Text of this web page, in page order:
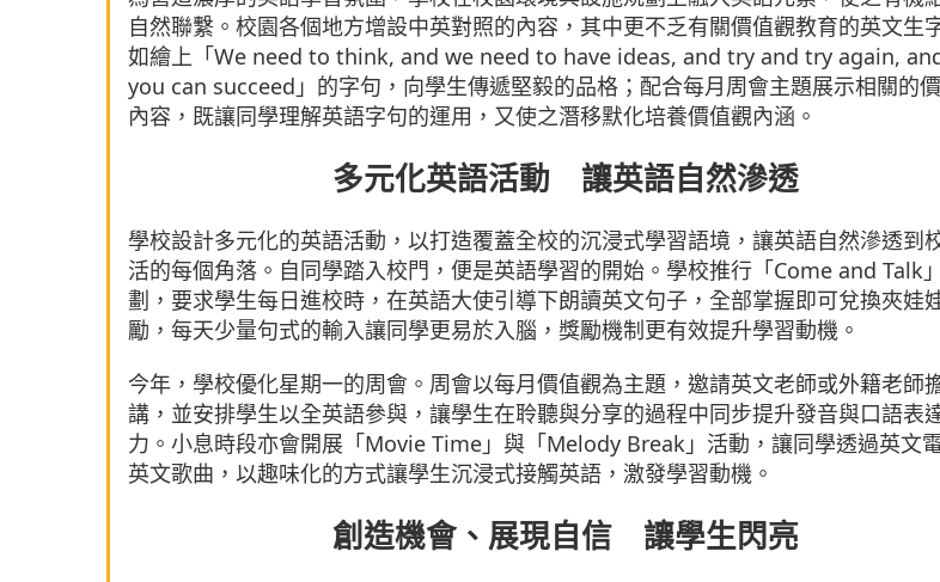
自然聯繫。校園各個地方增設中英對照的內容，其中更不乏有關價值觀教育的英文生
如繪上「We need to think, and we need to have ideas, and try and try again,
you can succeed」的字句，向學生傳遞堅毅的品格；配合每月周會主題展示相關的
內容，既讓同學理解英語字句的運用，又使之潛移默化培養價值觀內涵。
多元化英語活動 讓英語自然滲透
學校設計多元化的英語活動，以打造覆蓋全校的沉浸式學習語境，讓英語自然滲透到
活的每個角落。自同學踏入校門，便是英語學習的開始。學校推行「Come and Talk
劃，要求學生每日進校時，在英語大使引導下朗讀英文句子，全部掌握即可兌換夾娃
勵，每天少量句式的輸入讓同學更易於入腦，獎勵機制更有效提升學習動機。
今年，學校優化星期一的周會。周會以每月價值觀為主題，邀請英文老師或外籍老師
講，並安排學生以全英語參與，讓學生在聆聽與分享的過程中同步提升發音與口語表
力。小息時段亦會開展「Movie Time」與「Melody Break」活動，讓同學透過英文
英文歌曲，以趣味化的方式讓學生沉浸式接觸英語，激發學習動機。
創造機會、展現自信 讓學生閃亮